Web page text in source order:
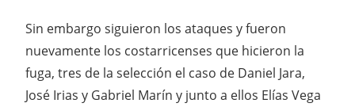
Sin embargo siguieron los ataques y fueron
nuevamente los costarricenses que hicieron la
fuga, tres de la selección el caso de Daniel Jara,
José Irias y Gabriel Marín y junto a ellos Elías Vega